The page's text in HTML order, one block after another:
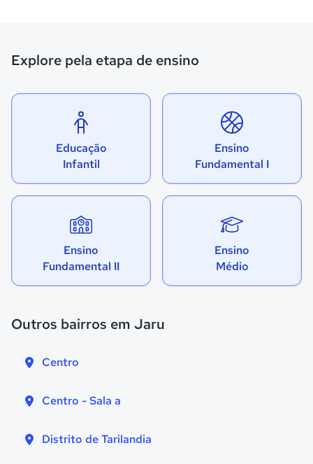
Explore pela etapa de ensino
Educação
Infantil
Ensino
Fundamental I
Ensino
Fundamental II
Ensino
Médio
Outros bairros em Jaru
Centro
Centro - Sala a
Distrito de Tarilandia